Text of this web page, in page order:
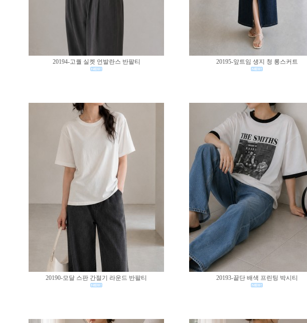
20194-고퀄 실켓 언발란스 반팔티 20195-앞트임 생지 청 롱스커트
20190-모달 스판 간절기 라운드 반팔티 20193-끝단 배색 프린팅 박시티